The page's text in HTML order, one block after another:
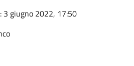
: 3 giugno 2022, 17:50